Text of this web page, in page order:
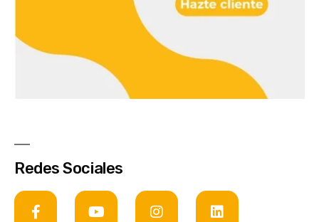
Redes Sociales